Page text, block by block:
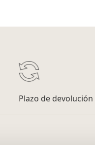
Plazo de devolución